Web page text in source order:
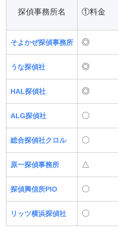
探偵事務所名 ①料金
そよかぜ探偵事務所 ◎
うな探偵社 ◎
HAL探偵社 ◎
ALG探偵社 〇
総合探偵社クロル 〇
原一探偵事務所 △
探偵興信所PIO 〇
リッツ横浜探偵社 〇